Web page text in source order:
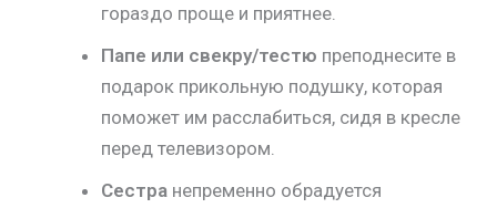
гораздо проще и приятнее.
Папе или свекру/тестю преподнесите в
подарок прикольную подушку, которая
поможет им расслабиться, сидя в кресле
перед телевизором.
Сестра непременно обрадуется